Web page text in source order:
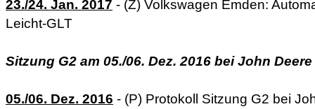
23./24. Jan. 2017 - (Z) Volkswagen Emden:
Leicht-GLT
Sitzung G2 am 05./06. Dez. 2016 bei John
05./06. Dez. 2016 - (P) Protokoll Sitzung G2 bei